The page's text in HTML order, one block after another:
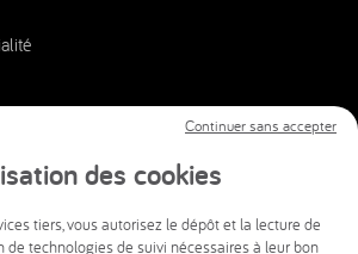
des cookies
tiers, vous autorisez le dépôt et la lecture de
de technologies de suivi nécessaires à leur bon
Continuer sans accepter